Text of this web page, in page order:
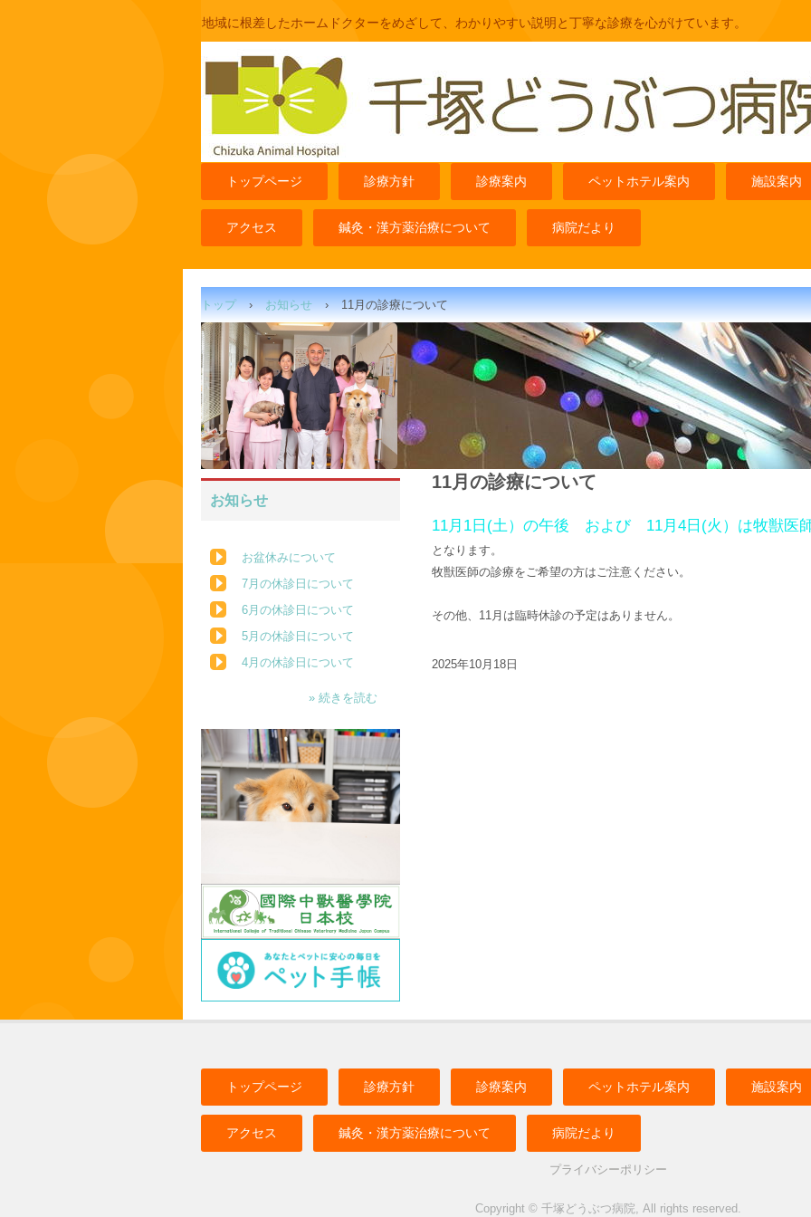
地域に根差したホームドクターをめざして、わかりやすい説明と丁寧な診療を心がけています。
トップページ 診療方針 診療案内 ペットホテル案内 施設案内
アクセス 鍼灸・漢方薬治療について 病院だより
トップ › お知らせ › 11月の診療について
11月の診療について
11月1日(土）の午後 および 11月4日(火）は牧獣医
となります。
牧獣医師の診療をご希望の方はご注意ください。
その他、11月は臨時休診の予定はありません。
2025年10月18日
お知らせ
お盆休みについて
7月の休診日について
6月の休診日について
5月の休診日について
4月の休診日について
» 続きを読む
トップページ 診療方針 診療案内 ペットホテル案内 施設案内
アクセス 鍼灸・漢方薬治療について 病院だより
プライバシーポリシー
Copyright © 千塚どうぶつ病院, All rights reserved.